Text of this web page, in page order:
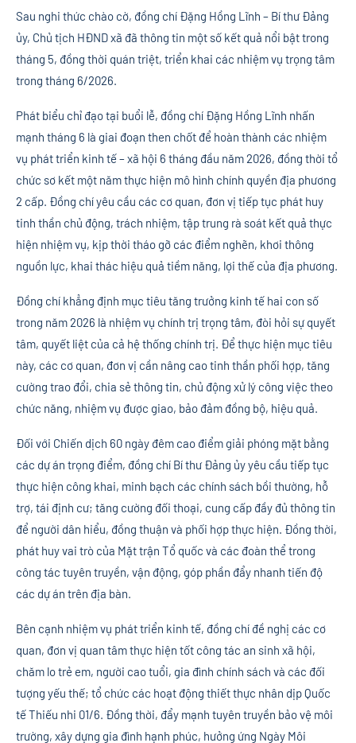
Sau nghi thức chào cờ, đồng chí Đặng Hồng Lĩnh – Bí thư Đảng
ủy, Chủ tịch HĐND xã đã thông tin một số kết quả nổi bật trong
tháng 5, đồng thời quán triệt, triển khai các nhiệm vụ trọng tâm
trong tháng 6/2026.
Phát biểu chỉ đạo tại buổi lễ, đồng chí Đặng Hồng Lĩnh nhấn
mạnh tháng 6 là giai đoạn then chốt để hoàn thành các nhiệm
vụ phát triển kinh tế – xã hội 6 tháng đầu năm 2026, đồng thời tổ
chức sơ kết một năm thực hiện mô hình chính quyền địa phương
2 cấp. Đồng chí yêu cầu các cơ quan, đơn vị tiếp tục phát huy
tinh thần chủ động, trách nhiệm, tập trung rà soát kết quả thực
hiện nhiệm vụ, kịp thời tháo gỡ các điểm nghẽn, khơi thông
nguồn lực, khai thác hiệu quả tiềm năng, lợi thế của địa phương.
Đồng chí khẳng định mục tiêu tăng trưởng kinh tế hai con số
trong năm 2026 là nhiệm vụ chính trị trọng tâm, đòi hỏi sự quyết
tâm, quyết liệt của cả hệ thống chính trị. Để thực hiện mục tiêu
này, các cơ quan, đơn vị cần nâng cao tinh thần phối hợp, tăng
cường trao đổi, chia sẻ thông tin, chủ động xử lý công việc theo
chức năng, nhiệm vụ được giao, bảo đảm đồng bộ, hiệu quả.
Đối với Chiến dịch 60 ngày đêm cao điểm giải phóng mặt bằng
các dự án trọng điểm, đồng chí Bí thư Đảng ủy yêu cầu tiếp tục
thực hiện công khai, minh bạch các chính sách bồi thường, hỗ
trợ, tái định cư; tăng cường đối thoại, cung cấp đầy đủ thông tin
để người dân hiểu, đồng thuận và phối hợp thực hiện. Đồng thời,
phát huy vai trò của Mặt trận Tổ quốc và các đoàn thể trong
công tác tuyên truyền, vận động, góp phần đẩy nhanh tiến độ
các dự án trên địa bàn.
Bên cạnh nhiệm vụ phát triển kinh tế, đồng chí đề nghị các cơ
quan, đơn vị quan tâm thực hiện tốt công tác an sinh xã hội,
chăm lo trẻ em, người cao tuổi, gia đình chính sách và các đối
tượng yếu thế; tổ chức các hoạt động thiết thực nhân dịp Quốc
tế Thiếu nhi 01/6. Đồng thời, đẩy mạnh tuyên truyền bảo vệ môi
trường, xây dựng gia đình hạnh phúc, hưởng ứng Ngày Môi